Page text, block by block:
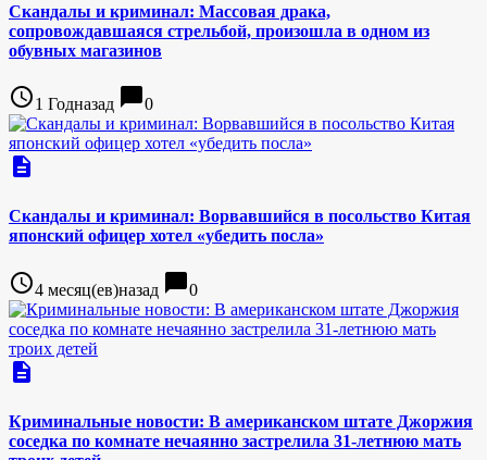
Скандалы и криминал: Массовая драка,
сопровождавшаяся стрельбой, произошла в одном из
обувных магазинов
access_time1 Годназад chat_bubble0
description
Скандалы и криминал: Ворвавшийся в посольство Китая
японский офицер хотел «убедить посла»
access_time4 месяц(ев)назад chat_bubble0
description
Криминальные новости: В американском штате Джоржия
соседка по комнате нечаянно застрелила 31-летнюю мать